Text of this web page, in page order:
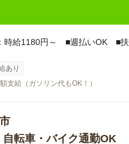
時給1180円～ ■週払いOK ■
あり
支給（ガソリン代もOK！）
転車・バイク通勤OK